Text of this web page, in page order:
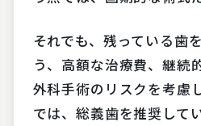
それでも、残っている歯
う、高額な治療費、継続
外科手術のリスクを考慮
では、総義歯を推奨して